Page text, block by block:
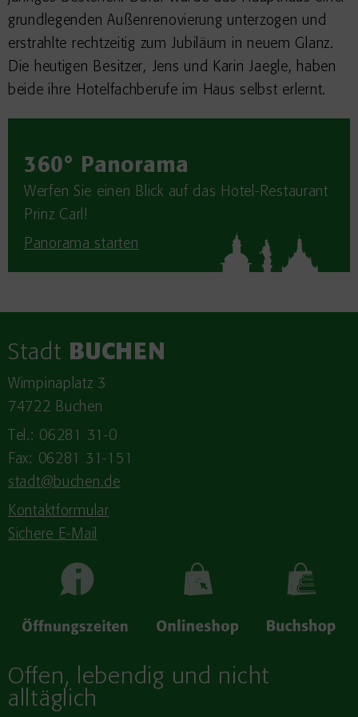
grundlegenden Außenrenovierung unterzogen und
erstrahlte rechtzeitig zum Jubiläum in neuem Glanz.
Die heutigen Besitzer, Jens und Karin Jaegle, haben
beide ihre Hotelfachberufe im Haus selbst erlernt.
360° Panorama
Werfen Sie einen Blick auf das Hotel-Restaurant
Prinz Carl!
Panorama starten
Stadt BUCHEN
Wimpinaplatz 3
74722 Buchen
Tel.: 06281 31-0
Fax: 06281 31-151
stadt@buchen.de
Kontaktformular
Sichere E-Mail
Offen, lebendig und nicht
alltäglich